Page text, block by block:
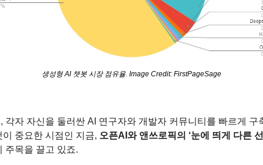
생성형 AI 챗봇 시장 점유율. Image Credit: FirstPageSage
각자 자신을 둘러싼 AI 연구자와 개발자 커뮤니티를 빠르게 구
이 중요한 시점인 지금, 오픈AI와 앤쓰로픽의 ‘눈에 띄게 다른 선
주목을 끌고 있죠.